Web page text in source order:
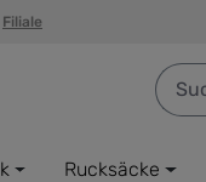
Filiale
Rucksäcke